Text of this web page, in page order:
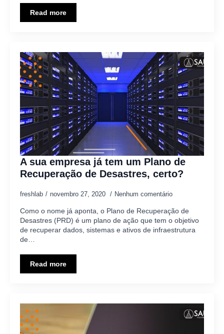
Read more
A sua empresa já tem um Plano de
Recuperação de Desastres, certo?
freshlab novembro 27, 2020 Nenhum comentário
Como o nome já aponta, o Plano de Recuperação de
Desastres (PRD) é um plano de ação que tem o objetivo
de recuperar dados, sistemas e ativos de infraestrutura
de…
Read more